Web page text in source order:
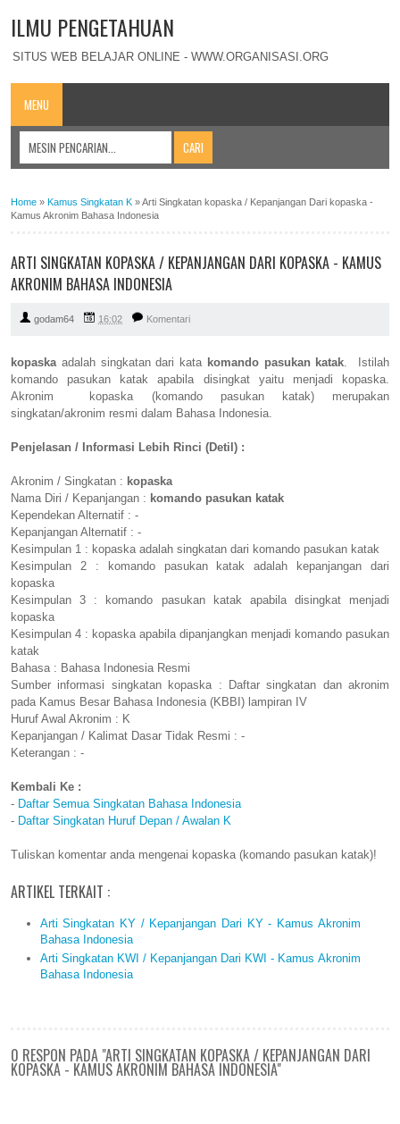
ILMU PENGETAHUAN
SITUS WEB BELAJAR ONLINE - WWW.ORGANISASI.ORG
MENU
Home » Kamus Singkatan K »Arti Singkatan kopaska / Kepanjangan Dari kopaska -
Kamus Akronim Bahasa Indonesia
ARTI SINGKATAN KOPASKA / KEPANJANGAN DARI KOPASKA - KAMUS
AKRONIM BAHASA INDONESIA
godam64 16:02 Komentari
kopaskaadalah singkatan dari kata komando pasukan katak. Istilah
komando pasukan katak apabila disingkat yaitu menjadi kopaska.
Akronim kopaska (komando pasukan katak) merupakan
singkatan/akronim resmi dalam Bahasa Indonesia.
Penjelasan / Informasi Lebih Rinci (Detil) :
Akronim / Singkatan : kopaska
Nama Diri / Kepanjangan : komando pasukan katak
Kependekan Alternatif : -
Kepanjangan Alternatif : -
Kesimpulan 1 : kopaska adalah singkatan dari komando pasukan katak
Kesimpulan 2 : komando pasukan katak adalah kepanjangan dari
kopaska
Kesimpulan 3 : komando pasukan katak apabila disingkat menjadi
kopaska
Kesimpulan 4 : kopaska apabila dipanjangkan menjadi komando pasukan
katak
Bahasa : Bahasa Indonesia Resmi
Sumber informasi singkatan kopaska : Daftar singkatan dan akronim
pada Kamus Besar Bahasa Indonesia (KBBI) lampiran IV
Huruf Awal Akronim : K
Kepanjangan / Kalimat Dasar Tidak Resmi : -
Keterangan : -
Kembali Ke :
- Daftar Semua Singkatan Bahasa Indonesia
- Daftar Singkatan Huruf Depan / Awalan K
Tuliskan komentar anda mengenai kopaska (komando pasukan katak)!
ARTIKEL TERKAIT :
Arti Singkatan KY / Kepanjangan Dari KY - Kamus Akronim
Bahasa Indonesia
Arti Singkatan KWI / Kepanjangan Dari KWI - Kamus Akronim
Bahasa Indonesia
0 RESPON PADA "ARTI SINGKATAN KOPASKA / KEPANJANGAN DARI
KOPASKA - KAMUS AKRONIM BAHASA INDONESIA"